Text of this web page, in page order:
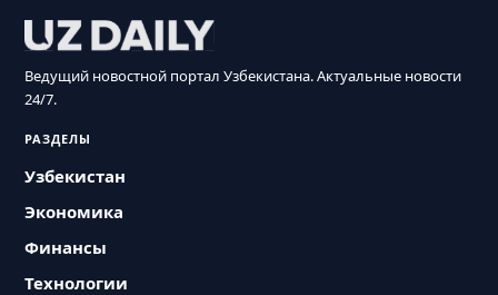
Ведущий новостной портал Узбекистана. Актуальные новости
24/7.
РАЗДЕЛЫ
Узбекистан
Экономика
Финансы
Технологии